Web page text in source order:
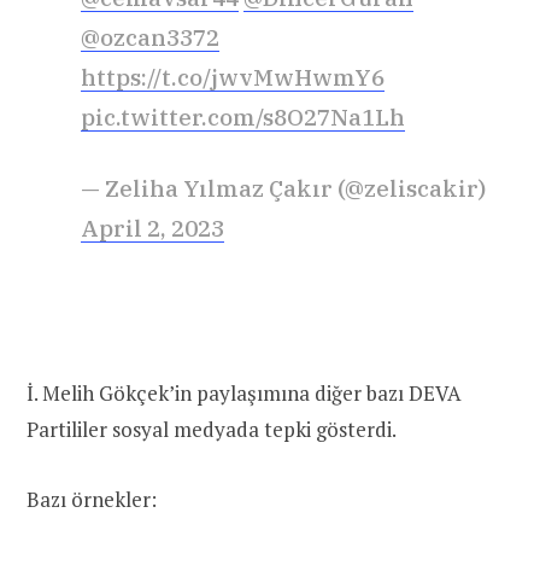
@ozcan3372
https://t.co/jwvMwHwmY6
pic.twitter.com/s8O27Na1Lh
— Zeliha Yılmaz Çakır (@zeliscakir)
April 2, 2023
İ. Melih Gökçek’in paylaşımına diğer bazı DEVA
Partililer sosyal medyada tepki gösterdi.
Bazı örnekler: